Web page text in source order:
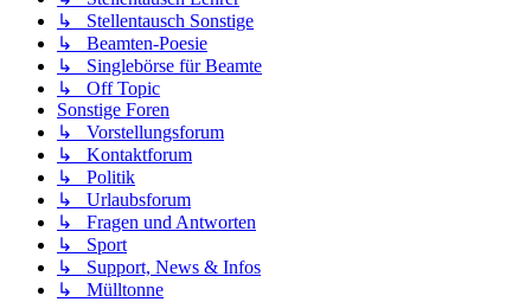
↳ Stellentausch Sonstige
↳ Beamten-Poesie
↳ Singlebörse für Beamte
↳ Off Topic
Sonstige Foren
↳ Vorstellungsforum
↳ Kontaktforum
↳ Politik
↳ Urlaubsforum
↳ Fragen und Antworten
↳ Sport
↳ Support, News & Infos
↳ Mülltonne